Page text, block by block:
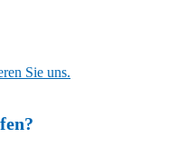
Sie uns.